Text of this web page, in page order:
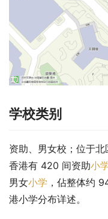
学校类别
资助、男女校；位于北
香港有 420 间资助小
男女小学 ，佔整体约
港小学分布详述。